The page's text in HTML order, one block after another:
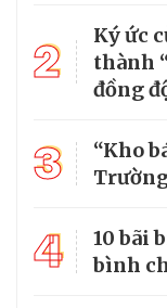
2
Ký ức
thành
đồng
3
“Kho
4
10 bãi
bình